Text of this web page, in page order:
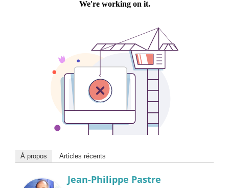
À propos Articles récents
Jean-Philippe Pastre